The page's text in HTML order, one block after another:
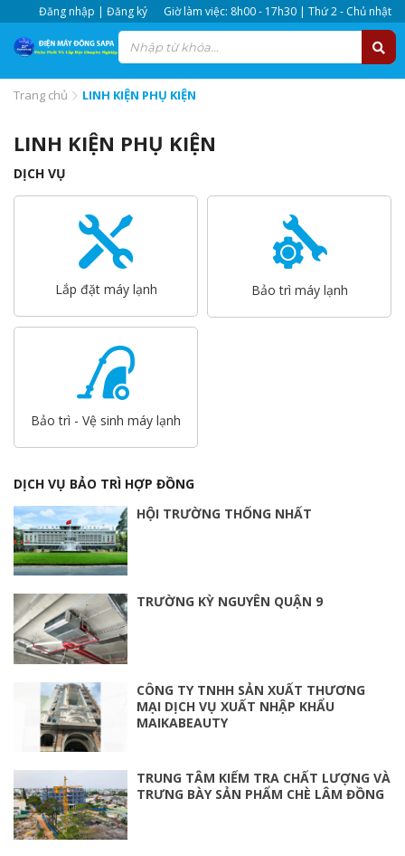
Đăng nhập | Đăng ký Giờ làm việc: 8h00 - 17h30 | Thứ 2 - Chủ nhật
Trang chủ LINH KIỆN PHỤ KIỆN
LINH KIỆN PHỤ KIỆN
DỊCH VỤ
Lắp đặt máy lạnh Bảo trì máy lạnh
Bảo trì - Vệ sinh máy lạnh
DỊCH VỤ BẢO TRÌ HỢP ĐỒNG
HỘI TRƯỜNG THỐNG NHẤT
TRƯỜNG KỲ NGUYÊN QUẬN 9
CÔNG TY TNHH SẢN XUẤT THƯƠNG
MẠI DỊCH VỤ XUẤT NHẬP KHẨU
MAIKABEAUTY
TRUNG TÂM KIỂM TRA CHẤT LƯỢNG VÀ
TRƯNG BÀY SẢN PHẨM CHÈ LÂM ĐỒNG